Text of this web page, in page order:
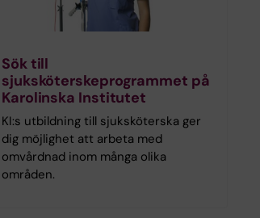
Sök till
sjuksköterskeprogrammet på
Karolinska Institutet
KI:s utbildning till sjuksköterska ger
dig möjlighet att arbeta med
omvårdnad inom många olika
områden.